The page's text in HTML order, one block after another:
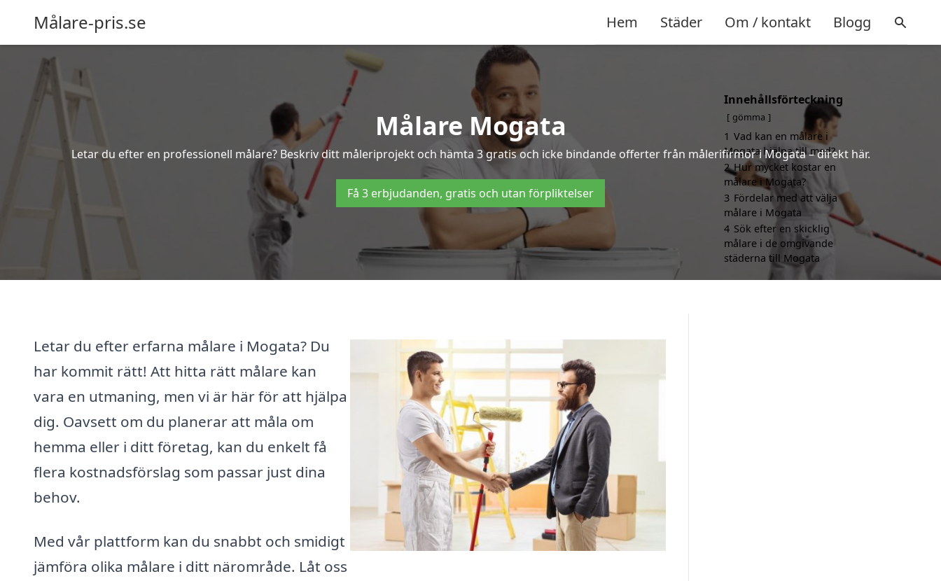
Målare-pris.se Hem Städer Om / kontakt Blogg
Målare Mogata
Letar du efter en professionell målare? Beskriv ditt måleriprojekt och hämta 3 gratis och icke bindande offerter från målerifirmor i Mogata – direkt här.
Få 3 erbjudanden, gratis och utan förpliktelser
Letar du efter erfarna målare i Mogata? Du
har kommit rätt! Att hitta rätt målare kan
vara en utmaning, men vi är här för att hjälpa
dig. Oavsett om du planerar att måla om
hemma eller i ditt företag, kan du enkelt få
flera kostnadsförslag som passar just dina
behov.
Med vår plattform kan du snabbt och smidigt
jämföra olika målare i ditt närområde. Låt oss
Innehållsförteckning
gömma
1 Vad kan en målare i
Mogata hjälpa till med?
2 Hur mycket kostar en
målare i Mogata?
3 Fördelar med att välja
målare i Mogata
4 Sök efter en skicklig
målare i de omgivande
städerna till Mogata